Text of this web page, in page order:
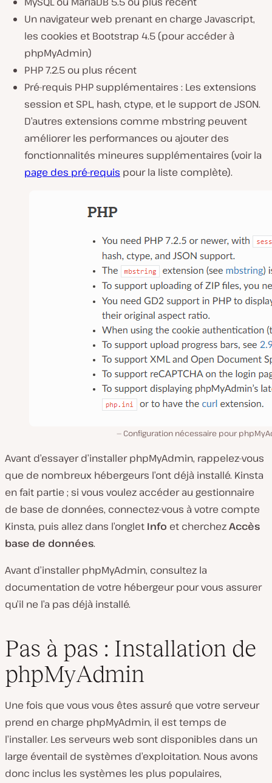
Un navigateur web prenant en charge Javascript,
les cookies et Bootstrap 4.5 (pour accéder à
phpMyAdmin)
PHP 7.2.5 ou plus récent
Pré-requis PHP supplémentaires : Les extensions
session et SPL, hash, ctype, et le support de JSON.
D’autres extensions comme mbstring peuvent
améliorer les performances ou ajouter des
fonctionnalités mineures supplémentaires (voir la
page des pré-requis pour la liste complète).
Configuration nécessaire pour
Avant d’essayer d’installer phpMyAdmin, rappelez-vous
que de nombreux hébergeurs l’ont déjà installé. Kinsta
en fait partie ; si vous voulez accéder au gestionnaire
de base de données, connectez-vous à votre compte
Kinsta, puis allez dans l’onglet Info et cherchezAccès
base de données.
Avant d’installer phpMyAdmin, consultez la
documentation de votre hébergeur pour vous assurer
qu’il ne l’a pas déjà installé.
Pas à pas : Installation de
phpMyAdmin
Une fois que vous vous êtes assuré que votre serveur
prend en charge phpMyAdmin, il est temps de
l’installer. Les serveurs web sont disponibles dans un
large éventail de systèmes d’exploitation. Nous avons
donc inclus les systèmes les plus populaires,